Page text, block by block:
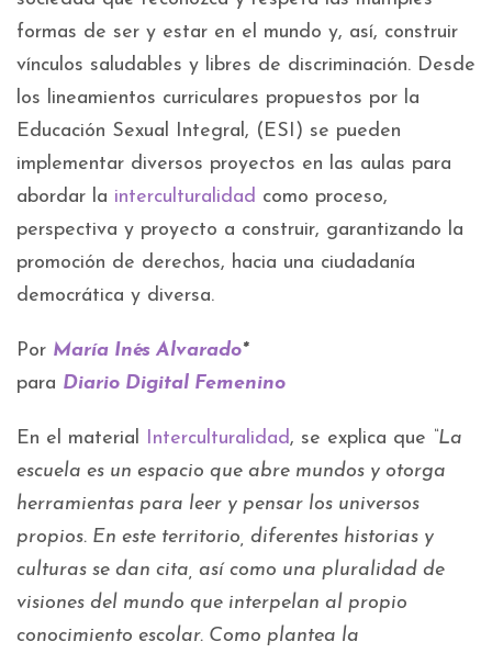
formas de ser y estar en el mundo y, así, construir
vínculos saludables y libres de discriminación. Desde
los lineamientos curriculares propuestos por la
Educación Sexual Integral, (ESI) se pueden
implementar diversos proyectos en las aulas para
abordar la interculturalidad como proceso,
perspectiva y proyecto a construir, garantizando la
promoción de derechos, hacia una ciudadanía
democrática y diversa.
Por María Inés Alvarado*
para Diario Digital Femenino
En el material Interculturalidad, se explica que “La
escuela es un espacio que abre mundos y otorga
herramientas para leer y pensar los universos
propios. En este territorio, diferentes historias y
culturas se dan cita, así como una pluralidad de
visiones del mundo que interpelan al propio
conocimiento escolar. Como plantea la